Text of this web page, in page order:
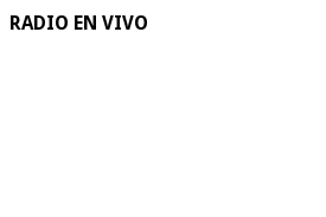
RADIO EN VIVO